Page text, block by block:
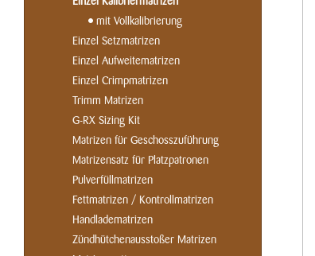
mit Vollkalibrierung
Einzel Setzmatrizen
Einzel Aufweitematrizen
Einzel Crimpmatrizen
Trimm Matrizen
G-RX Sizing Kit
Matrizen für Geschosszuführung
Matrizensatz für Platzpatronen
Pulverfüllmatrizen
Fettmatrizen / Kontrollmatrizen
Handladematrizen
Zündhütchenausstoßer Matrizen